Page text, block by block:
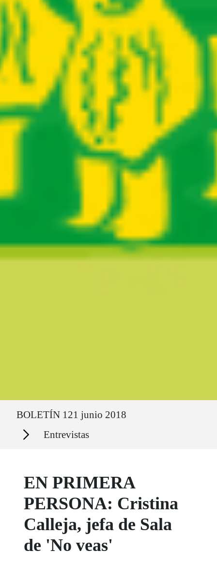
BOLETÍN 121 junio 2018
Secciones Entrevistas
EN PRIMERA
PERSONA: Cristina
Calleja, jefa de Sala
de 'No veas'